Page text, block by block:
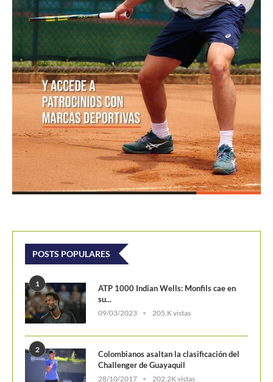
POSTS POPULARES
1
ATP 1000 Indian Wells: Monfils cae en
su...
09/03/2023 205,K vistas
2
Colombianos asaltan la clasificación del
Challenger de Guayaquil
28/10/2017 202,2K vistas